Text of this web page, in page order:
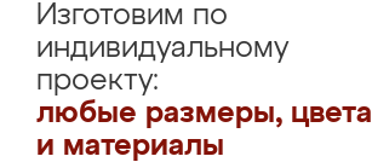
Изготовим по
индивидуальному
проекту:
любые размеры, цвета
и материалы